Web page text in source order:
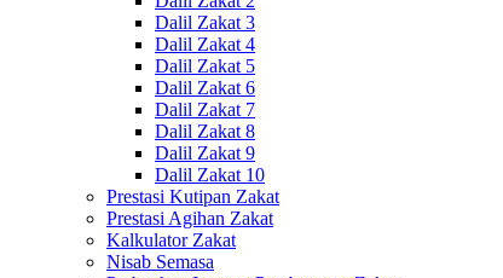
Dalil Zakat 3
Dalil Zakat 4
Dalil Zakat 5
Dalil Zakat 6
Dalil Zakat 7
Dalil Zakat 8
Dalil Zakat 9
Dalil Zakat 10
Prestasi Kutipan Zakat
Prestasi Agihan Zakat
Kalkulator Zakat
Nisab Semasa